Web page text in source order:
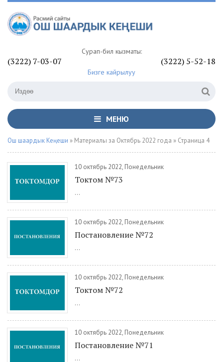
Сурап-билүү кызматы:
(3222) 7-03-07 (3222) 5-52-18
Бизге кайрылуу
МЕНЮ
Ош шаардык Кеңеши » Материалы за Октябрь 2022 года » Страница 4
10 октябрь 2022, Понедельник
Токтом №73
...
10 октябрь 2022, Понедельник
Постановление №72
...
10 октябрь 2022, Понедельник
Токтом №72
...
10 октябрь 2022, Понедельник
Постановление №71
...